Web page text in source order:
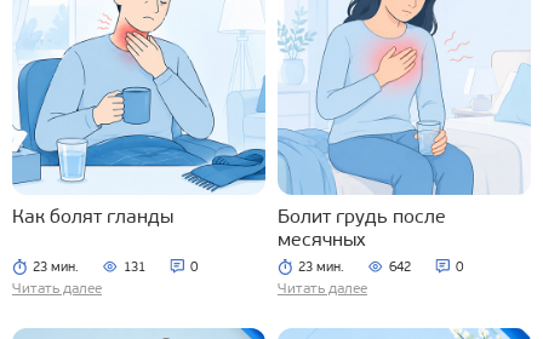
Как болят гланды
23 мин. 131 0
Читать далее
Болит грудь после
месячных
23 мин. 642 0
Читать далее